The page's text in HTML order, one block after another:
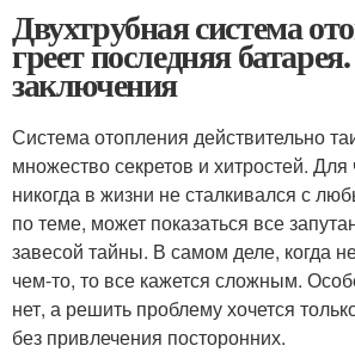
Двухтрубная система
греет последняя
заключения
Система отопления действительно
множество секретов и хитростей.
никогда в жизни не сталкивался с
по теме, может показаться все
завесой тайны. В самом деле, когда
чем-то, то все кажется сложным.
нет, а решить проблему хочется
без привлечения посторонних.